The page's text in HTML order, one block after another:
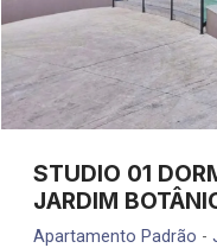
STUDIO 01
JARDIM
Apartamento Padrão -